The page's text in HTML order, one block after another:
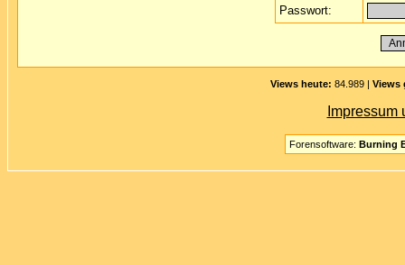
Passwort:
Views heute: 84.989 | Views
Forensoftware: Burning